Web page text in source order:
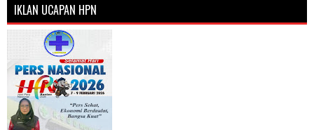
IKLAN UCAPAN HPN